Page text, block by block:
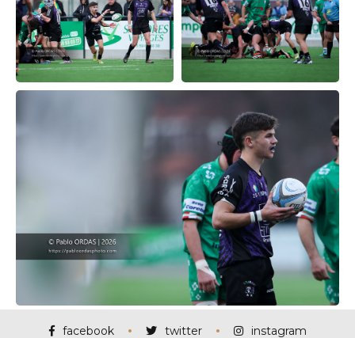
facebook twitter instagram